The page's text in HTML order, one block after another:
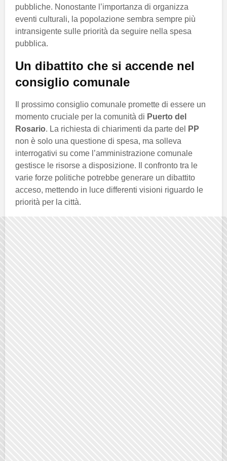
pubbliche. Nonostante l’importanza di organizza
eventi culturali, la popolazione sembra sempre più
intransigente sulle priorità da seguire nella spesa
pubblica.
Un dibattito che si accende nel
consiglio comunale
Il prossimo consiglio comunale promette di essere un
momento cruciale per la comunità di Puerto del
Rosario. La richiesta di chiarimenti da parte del
PP
non è solo una questione di spesa, ma solleva
interrogativi su come l’amministrazione comunale
gestisce le risorse a disposizione. Il confronto tra le
varie forze politiche potrebbe generare un dibattito
acceso, mettendo in luce differenti visioni riguardo le
priorità per la città.